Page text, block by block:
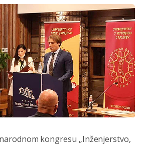
kongresu „Inženjerstvo,